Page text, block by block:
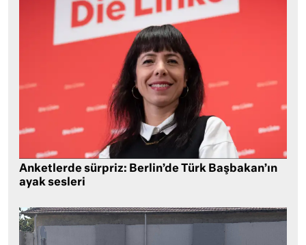
Anketlerde sürpriz: Berlin’de Türk Başbakan’ın
ayak sesleri